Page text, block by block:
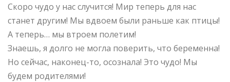
Скоро чудо у нас случится! Мир теперь для нас
станет другим! Мы вдвоем были раньше как птицы!
А теперь… мы втроем полетим!
Знаешь, я долго не могла поверить, что беременна!
Но сейчас, наконец-то, осознала! Это чудо! Мы
будем родителями!